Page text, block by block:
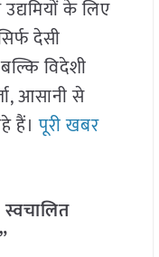
के लिए
देसी
विदेशी
आसानी से
हैं।पूरी खबर